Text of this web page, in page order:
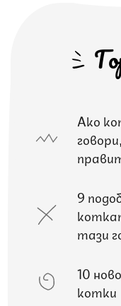
Ако
9
тази
10
котки